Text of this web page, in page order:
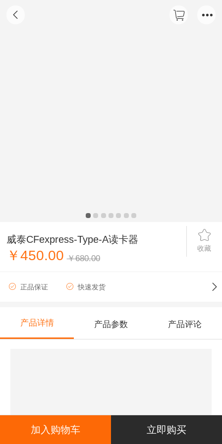
威泰CFexpress-Type-A读卡器
收藏
￥450.00 ￥680.00
正品保证 快速发货
产品详情 产品参数 产品评论
加入购物车 立即购买